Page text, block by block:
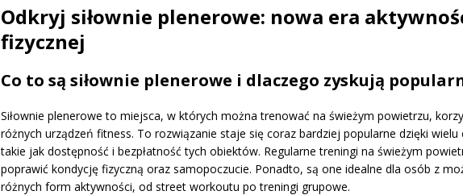
Odkryj siłownie plenerowe: nowa era
fizycznej
Co to są siłownie plenerowe i dlaczego zyskują
Siłownie plenerowe to miejsca, w których można trenować na świeżym powietrzu,
różnych urządzeń fitness. To rozwiązanie staje się coraz bardziej popularne dzięki wielu
takie jak dostępność i bezpłatność tych obiektów. Regularne treningi na świeżym
poprawić kondycję fizyczną oraz samopoczucie. Ponadto, są one idealne dla osób z
różnych form aktywności, od street workoutu po treningi grupowe.